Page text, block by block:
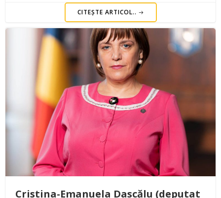
CITEȘTE ARTICOL..
Cristina-Emanuela Dascălu (deputat